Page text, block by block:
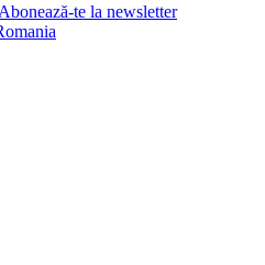
Abonează-te la newsletter